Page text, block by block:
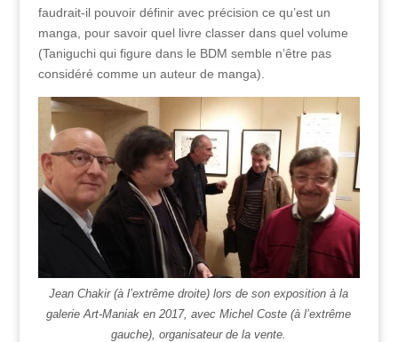
faudrait-il pouvoir définir avec précision ce qu’est un
manga, pour savoir quel livre classer dans quel volume
(Taniguchi qui figure dans le BDM semble n’être pas
considéré comme un auteur de manga).
Jean Chakir (à l’extrême droite) lors de son exposition à la
galerie Art-Maniak en 2017, avec Michel Coste (à l’extrême
gauche), organisateur de la vente.